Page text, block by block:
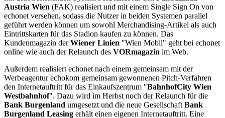
Austria Wien (FAK) realisiert und mit einem Single Sign On von
echonet versehen, sodass die Nutzer in beiden Systemen parallel
geführt werden können um sowohl Merchandising-Artikel als auch
Eintrittskarten für das Stadion kaufen zu können. Das
Kundenmagazin derWiener Linien "Wien Mobil" geht bei echonet
online wie auch der Relaunch des VORmagazin im Web.
Außerdem realisiert echonet nach einem gemeinsam mit der
Werbeagentur echokom gemeinsam gewonnenen Pitch-Verfahren
den Internetauftritt für das Einkaufszentrum "BahnhofCity Wien
Westbahnhof". Dazu wird im Herbst noch der Relaunch für die
Bank Burgenland umgesetzt und die neue Gesellschaft Bank
Burgenland Leasing erhält einen eigenen Internetauftritt. Eine